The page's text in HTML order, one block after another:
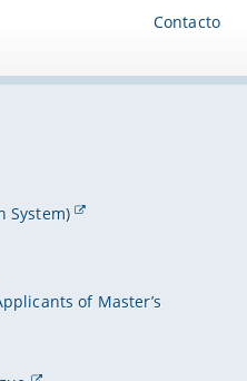
Contacto
System)
of Master’s